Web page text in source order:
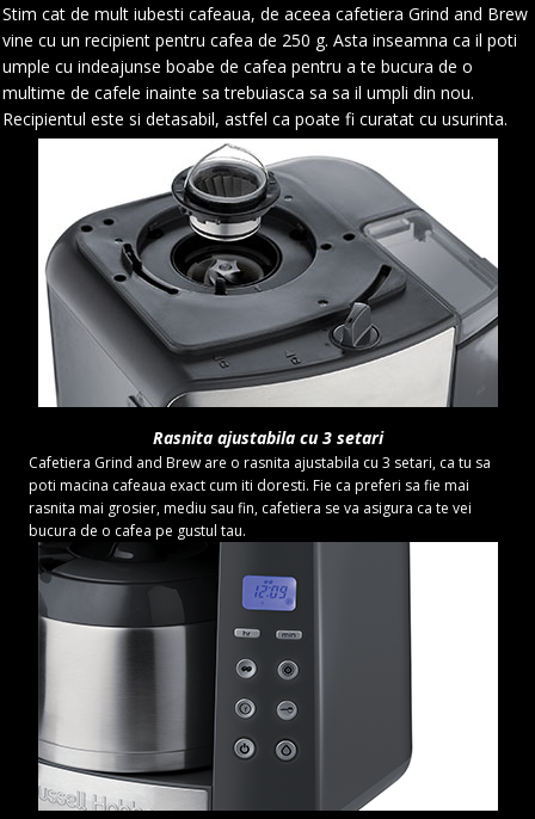
Stim cat de mult iubesti cafeaua, de aceea cafetiera Grind and Brew
vine cu un recipient pentru cafea de 250 g. Asta inseamna ca il poti
umple cu indeajunse boabe de cafea pentru a te bucura de o
multime de cafele inainte sa trebuiasca sa sa il umpli din nou.
Recipientul este si detasabil, astfel ca poate fi curatat cu usurinta.
Rasnita ajustabila cu 3 setari
Cafetiera Grind and Brew are o rasnita ajustabila cu 3 setari, ca tu sa
poti macina cafeaua exact cum iti doresti. Fie ca preferi sa fie mai
rasnita mai grosier, mediu sau fin, cafetiera se va asigura ca te vei
bucura de o cafea pe gustul tau.